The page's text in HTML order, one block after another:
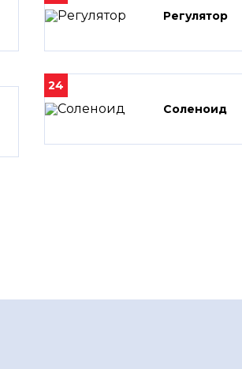
Регулятор
24
Соленоид